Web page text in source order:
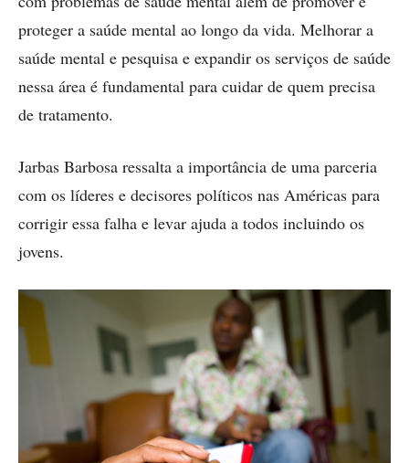
proteger a saúde mental ao longo da vida. Melhorar a
saúde mental e pesquisa e expandir os serviços de saúde
nessa área é fundamental para cuidar de quem precisa
de tratamento.
Jarbas Barbosa ressalta a importância de uma parceria
com os líderes e decisores políticos nas Américas para
corrigir essa falha e levar ajuda a todos incluindo os
jovens.